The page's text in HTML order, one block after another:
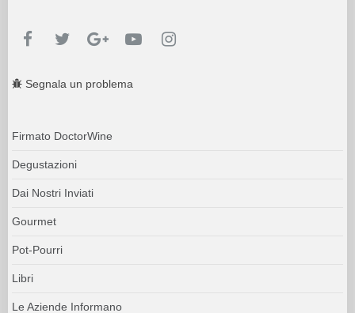
Segnala un problema
Firmato DoctorWine
Degustazioni
Dai Nostri Inviati
Gourmet
Pot-Pourri
Libri
Le Aziende Informano